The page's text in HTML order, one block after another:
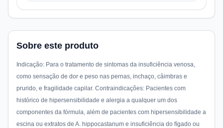
Sobre este produto
Indicação: Para o tratamento de sintomas da insuficiência venosa,
como sensação de dor e peso nas pernas, inchaço, câimbras e
prurido, e fragilidade capilar. Contraindicações: Pacientes com
histórico de hipersensibilidade e alergia a qualquer um dos
componentes da fórmula, além de pacientes com hipersensibilidade a
escina ou extratos de A. hippocastanum e insuficiência do fígado ou